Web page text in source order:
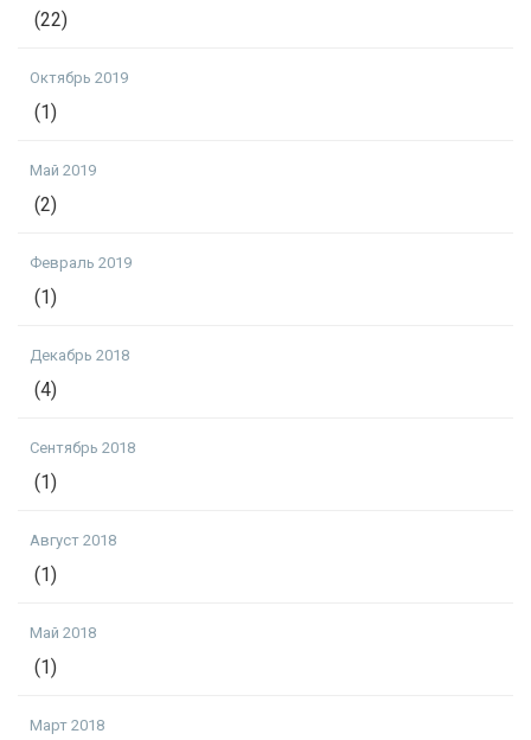
(22)
Октябрь 2019
(1)
Май 2019
(2)
Февраль 2019
(1)
Декабрь 2018
(4)
Сентябрь 2018
(1)
Август 2018
(1)
Май 2018
(1)
Март 2018